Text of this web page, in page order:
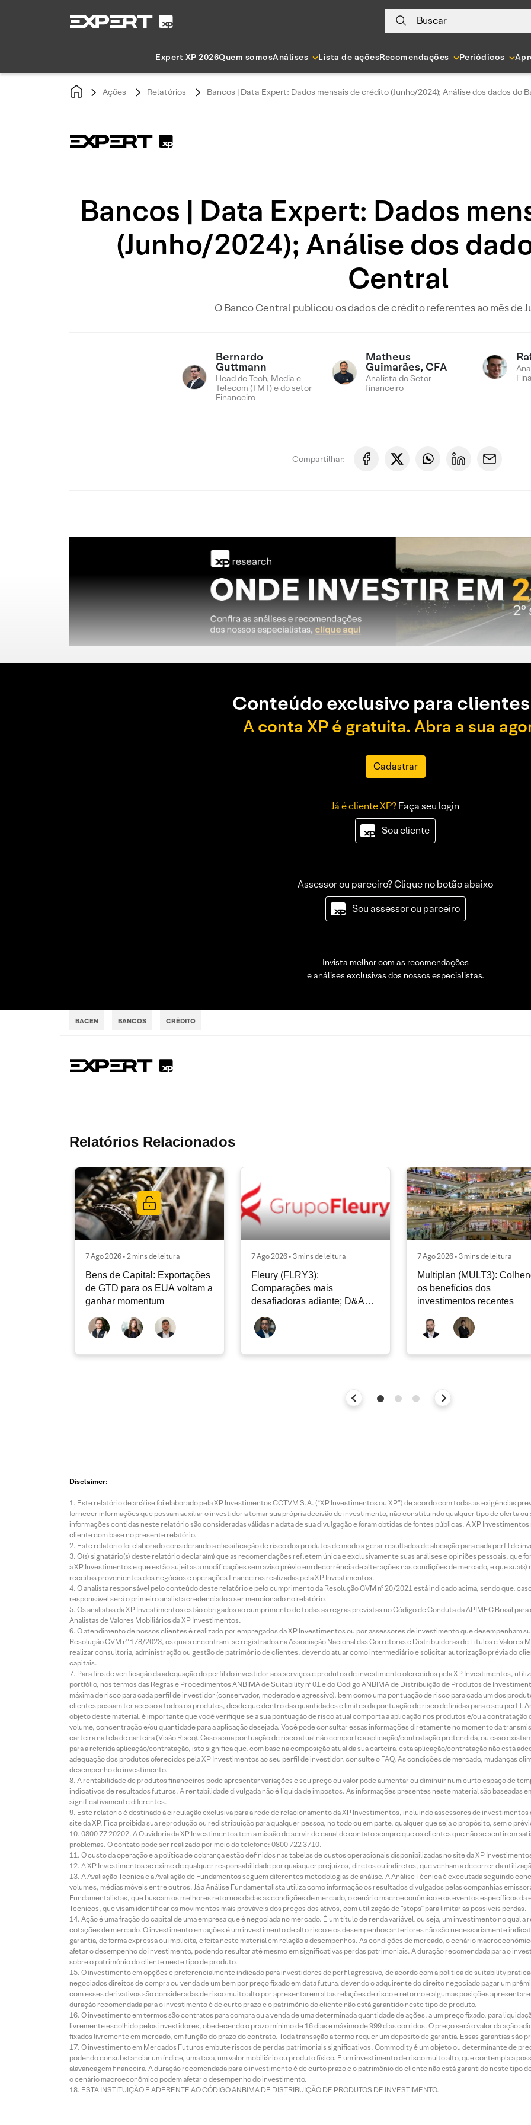
Buscar
Expert XP 2026Quem somosAnálises Lista de açõesRecomendações Periódicos
Ações Relatórios Bancos | Data Expert: Dados mensais de crédito (Junho/2024); Análise dos dados do
Bancos | Data Expert: Dados
(Junho/2024); Análise dos
Central
O Banco Central publicou os dados de crédito referentes ao mês de
Bernardo
Guttmann
Head de Tech, Media e
Telecom (TMT) e do setor
Financeiro
Matheus
Guimarães, CFA
Analista do Setor
financeiro
Compartilhar:
Conteúdo exclusivo para
A conta XP é gratuita. Abra a sua
Cadastrar
Já é cliente XP?Faça seu login
Sou cliente
Assessor ou parceiro? Clique no botão abaixo
Sou assessor ou parceiro
Invista melhor com as recomendações
e análises exclusivas dos nossos especialistas.
BACEN BANCOS CRÉDITO
Relatórios Relacionados
7 Ago 2026 • 2 mins de leitura
Bens de Capital: Exportações
de GTD para os EUA voltam a
ganhar momentum
7 Ago 2026 • 3 mins de leitura
Fleury (FLRY3):
Comparações mais
desafiadoras adiante; D&A
deve permanecer nos níveis
atuais
7 Ago 2026 • 3 mins de leitura
Multiplan (MULT3):
os benefícios dos
investimentos recentes
Disclaimer:
Este relatório de análise foi elaborado pela XP Investimentos CCTVM S.A. (“XP Investimentos ou XP”) de acordo com todas as exigências
fornecer informações que possam auxiliar o investidor a tomar sua própria decisão de investimento, não constituindo qualquer tipo de oferta
informações contidas neste relatório são consideradas válidas na data de sua divulgação e foram obtidas de fontes públicas. A XP
cliente com base no presente relatório.
Este relatório foi elaborado considerando a classificação de risco dos produtos de modo a gerar resultados de alocação para cada perfil de
O(s) signatário(s) deste relatório declara(m) que as recomendações refletem única e exclusivamente suas análises e opiniões pessoais, que
à XP Investimentos e que estão sujeitas a modificações sem aviso prévio em decorrência de alterações nas condições de mercado, e que
receitas provenientes dos negócios e operações financeiras realizadas pela XP Investimentos.
O analista responsável pelo conteúdo deste relatório e pelo cumprimento da Resolução CVM nº 20/2021 está indicado acima, sendo que,
responsável será o primeiro analista credenciado a ser mencionado no relatório.
Os analistas da XP Investimentos estão obrigados ao cumprimento de todas as regras previstas no Código de Conduta da APIMEC Brasil
Analistas de Valores Mobiliários da XP Investimentos.
O atendimento de nossos clientes é realizado por empregados da XP Investimentos ou por assessores de investimento que desempenham
Resolução CVM nº 178/2023, os quais encontram-se registrados na Associação Nacional das Corretoras e Distribuidoras de Títulos e Valores
realizar consultoria, administração ou gestão de patrimônio de clientes, devendo atuar como intermediário e solicitar autorização prévia do
capitais.
Para fins de verificação da adequação do perfil do investidor aos serviços e produtos de investimento oferecidos pela XP Investimentos,
portfólio, nos termos das Regras e Procedimentos ANBIMA de Suitability nº 01 e do Código ANBIMA de Distribuição de Produtos de
máxima de risco para cada perfil de investidor (conservador, moderado e agressivo), bem como uma pontuação de risco para cada um dos
clientes possam ter acesso a todos os produtos, desde que dentro das quantidades e limites da pontuação de risco definidas para o seu perfil.
objeto deste material, é importante que você verifique se a sua pontuação de risco atual comporta a aplicação nos produtos e/ou a contratação
volume, concentração e/ou quantidade para a aplicação desejada. Você pode consultar essas informações diretamente no momento da
carteira na tela de carteira (Visão Risco). Caso a sua pontuação de risco atual não comporte a aplicação/contratação pretendida, ou caso
para a referida aplicação/contratação, isto significa que, com base na composição atual da sua carteira, esta aplicação/contratação não está
adequação dos produtos oferecidos pela XP Investimentos ao seu perfil de investidor, consulte o FAQ. As condições de mercado, mudanças
desempenho do investimento.
A rentabilidade de produtos financeiros pode apresentar variações e seu preço ou valor pode aumentar ou diminuir num curto espaço de
indicativos de resultados futuros. A rentabilidade divulgada não é líquida de impostos. As informações presentes neste material são baseadas
significativamente diferentes.
Este relatório é destinado à circulação exclusiva para a rede de relacionamento da XP Investimentos, incluindo assessores de investimentos
site da XP. Fica proibida sua reprodução ou redistribuição para qualquer pessoa, no todo ou em parte, qualquer que seja o propósito, sem o
0800 77 20202. A Ouvidoria da XP Investimentos tem a missão de servir de canal de contato sempre que os clientes que não se sentirem
problemas. O contato pode ser realizado por meio do telefone: 0800 722 3710.
O custo da operação e a política de cobrança estão definidos nas tabelas de custos operacionais disponibilizadas no site da XP
A XP Investimentos se exime de qualquer responsabilidade por quaisquer prejuízos, diretos ou indiretos, que venham a decorrer da
A Avaliação Técnica e a Avaliação de Fundamentos seguem diferentes metodologias de análise. A Análise Técnica é executada seguindo
volumes, médias móveis entre outros. Já a Análise Fundamentalista utiliza como informação os resultados divulgados pelas companhias
Fundamentalistas, que buscam os melhores retornos dadas as condições de mercado, o cenário macroeconômico e os eventos específicos
Técnicos, que visam identificar os movimentos mais prováveis dos preços dos ativos, com utilização de “stops” para limitar as possíveis perdas.
Ação é uma fração do capital de uma empresa que é negociada no mercado. É um título de renda variável, ou seja, um investimento no qual
cotações de mercado. O investimento em ações é um investimento de alto risco e os desempenhos anteriores não são necessariamente
garantia, de forma expressa ou implícita, é feita neste material em relação a desempenhos. As condições de mercado, o cenário
afetar o desempenho do investimento, podendo resultar até mesmo em significativas perdas patrimoniais. A duração recomendada para o
sobre o patrimônio do cliente neste tipo de produto.
O investimento em opções é preferencialmente indicado para investidores de perfil agressivo, de acordo com a política de suitability
negociados direitos de compra ou venda de um bem por preço fixado em data futura, devendo o adquirente do direito negociado pagar um
com esses derivativos são consideradas de risco muito alto por apresentarem altas relações de risco e retorno e algumas posições
duração recomendada para o investimento é de curto prazo e o patrimônio do cliente não está garantido neste tipo de produto.
O investimento em termos são contratos para compra ou a venda de uma determinada quantidade de ações, a um preço fixado, para
livremente escolhido pelos investidores, obedecendo o prazo mínimo de 16 dias e máximo de 999 dias corridos. O preço será o valor da ação
fixados livremente em mercado, em função do prazo do contrato. Toda transação a termo requer um depósito de garantia. Essas garantias são
O investimento em Mercados Futuros embute riscos de perdas patrimoniais significativos. Commodity é um objeto ou determinante de
podendo consubstanciar um índice, uma taxa, um valor mobiliário ou produto físico. É um investimento de risco muito alto, que contempla a
alavancagem financeira. A duração recomendada para o investimento é de curto prazo e o patrimônio do cliente não está garantido neste tipo
o cenário macroeconômico podem afetar o desempenho do investimento.
ESTA INSTITUIÇÃO É ADERENTE AO CÓDIGO ANBIMA DE DISTRIBUIÇÃO DE PRODUTOS DE INVESTIMENTO.